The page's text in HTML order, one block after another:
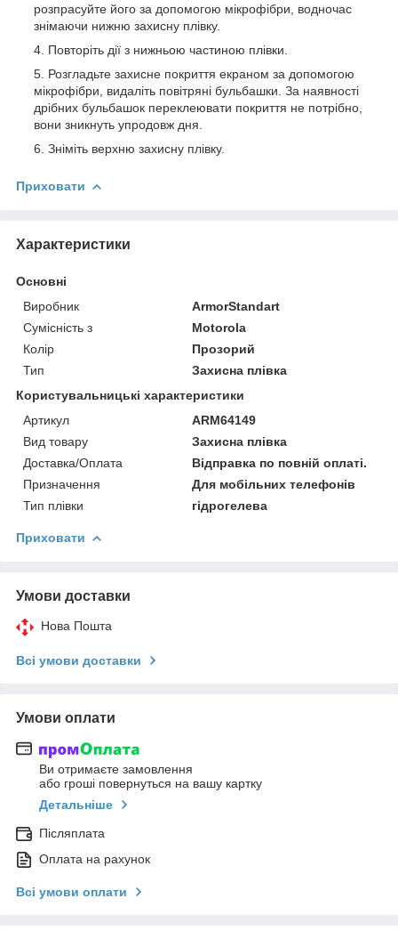
розпрасуйте його за допомогою мікрофібри, водночас
знімаючи нижню захисну плівку.
Повторіть дії з нижньою частиною плівки.
Розгладьте захисне покриття екраном за допомогою
мікрофібри, видаліть повітряні бульбашки. За наявності
дрібних бульбашок переклеювати покриття не потрібно,
вони зникнуть упродовж дня.
Зніміть верхню захисну плівку.
Приховати
Характеристики
Основні
Виробник
ArmorStandart
Сумісність з
Motorola
Колір
Прозорий
Тип
Захисна плівка
Користувальницькі характеристики
Артикул
ARM64149
Вид товару
Захисна плівка
Доставка/Оплата
Відправка по повній оплаті.
Призначення
Для мобільних телефонів
Тип плівки
гідрогелева
Приховати
Умови доставки
Нова Пошта
Всі умови доставки
Умови оплати
Ви отримаєте замовлення
або гроші повернуться на вашу картку
Детальніше
Післяплата
Оплата на рахунок
Всі умови оплати